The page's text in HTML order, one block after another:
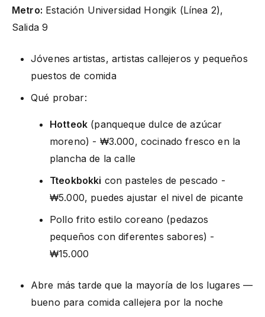
Metro: Estación Universidad Hongik (Línea 2),
Salida 9
Jóvenes artistas, artistas callejeros y pequeños
puestos de comida
Qué probar:
Hotteok (panqueque dulce de azúcar
moreno) - ₩3.000, cocinado fresco en la
plancha de la calle
Tteokbokki con pasteles de pescado -
₩5.000, puedes ajustar el nivel de picante
Pollo frito estilo coreano (pedazos
pequeños con diferentes sabores) -
₩15.000
Abre más tarde que la mayoría de los lugares —
bueno para comida callejera por la noche